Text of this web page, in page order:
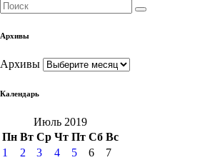
Архивы
Архивы
Календарь
Июль 2019
Пн Вт Ср Чт Пт Сб Вс
1
2 3 4 5 6
7